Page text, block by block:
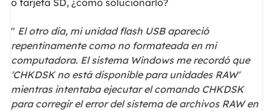
o tarjeta SD, ¿cómo solucionarlo?
" El otro día, mi unidad flash USB apareció
repentinamente como no formateada en mi
computadora. El sistema Windows me recordó que
'CHKDSK no está disponible para unidades RAW'
mientras intentaba ejecutar el comando CHKDSK
para corregir el error del sistema de archivos RAW en